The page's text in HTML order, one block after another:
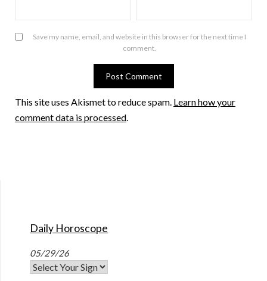
Save my name, email, and website in this browser for the next time I
comment.
This site uses Akismet to reduce spam. Learn how your
comment data is processed.
Daily Horoscope
05/29/26